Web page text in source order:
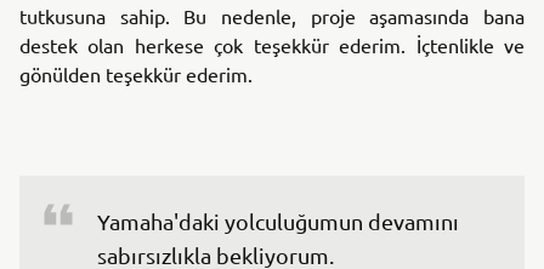
tutkusuna sahip. Bu nedenle, proje aşamasında bana
destek olan herkese çok teşekkür ederim. İçtenlikle ve
gönülden teşekkür ederim.
Yamaha'daki yolculuğumun devamını
sabırsızlıkla bekliyorum.